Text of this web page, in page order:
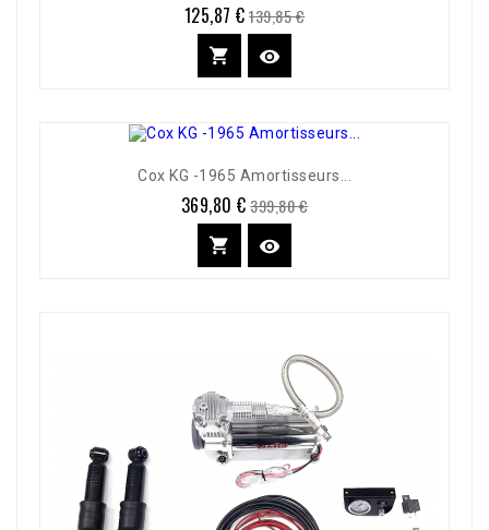
Prix
125,87 € Prix
de
base
139,85 €
 
Cox KG -1965 Amortisseurs...
Prix
369,80 € Prix
de
base
399,80 €
 